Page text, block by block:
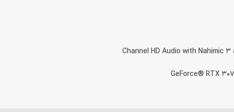
GeForce® RTX